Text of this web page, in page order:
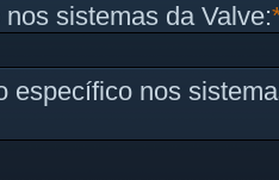
sistemas da Valve:
específico nos